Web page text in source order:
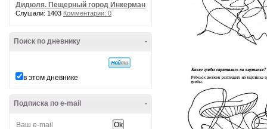
Дидюля. Пещерный город Инкерман
Слушали: 1403 Комментарии: 0
-
Поиск по дневнику
в этом дневнике
-
Подписка по e-mail